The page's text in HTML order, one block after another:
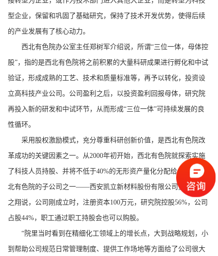
型企业，保留和巩固了基础研究，保持了技术开发优势，使得后续
的产业发展有了核心动力。
西北有色院办公室主任郑树军介绍说，所谓“三位一体，母体控
股”，指的是西北有色院将之前积累的大量科研成果进行孵化和中试
验证，形成成熟的工艺、技术和质量标准等，再予以转化，投资设
立高科技产业公司。公司盈利之后，以投资盈利回报母体，研究院
再投入新的研发和中试环节，从而形成“三位一体”可持续发展的良
性循环。
采用股权激励模式，充分尊重科研创新价值，是西北有色院改
革成功的关键因素之一。从2000年初开始，西北有色院就探索实施
了科技人员持股、并将不低于40%的无形资产量化分配给个人。西
北有色院的子公司之一——西安凯立新材料股份有限公司董事长张
之翔说，公司刚成立时，注册资本100万元，研究院控股56%，公司
占股44%，职工通过职工持股会也可以购股。
“院里当时看到在精细化工领域上的增长点，大到战略规划，小
到帮助公司规范日常管理制度、提供工作场地等方面给了公司很大